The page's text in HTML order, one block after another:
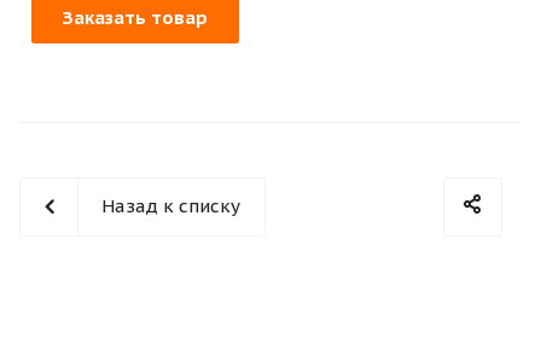
Заказать товар
Назад к списку